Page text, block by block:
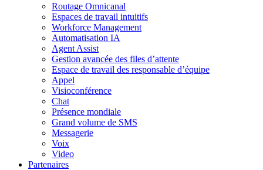
Routage Omnicanal
Espaces de travail intuitifs
Workforce Management
Automatisation IA
Agent Assist
Gestion avancée des files d’attente
Espace de travail des responsable d’équipe
Appel
Visioconférence
Chat
Présence mondiale
Grand volume de SMS
Messagerie
Voix
Video
Partenaires